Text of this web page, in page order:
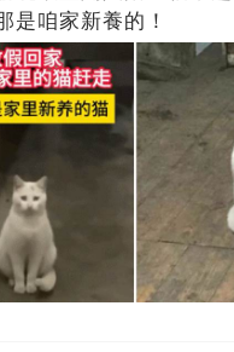
是咱家新養的！